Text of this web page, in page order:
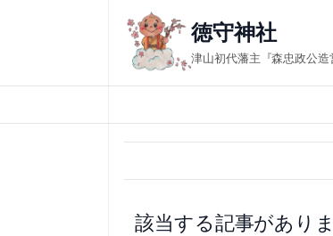
ス
キ
徳守神社
津山初代藩主『森忠政公
該当する記事がありま